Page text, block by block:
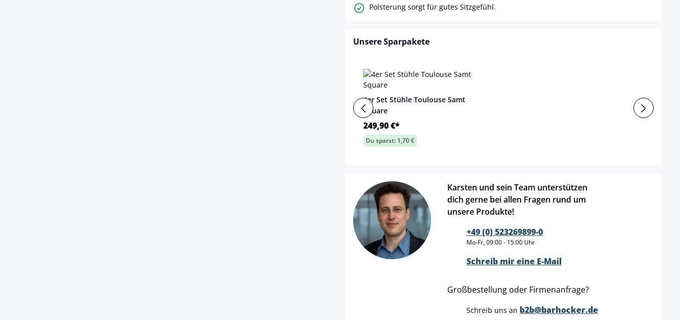
Polsterung sorgt für gutes Sitzgefühl.
Unsere Sparpakete
4er Set Stühle Toulouse Samt
Square
249,90 €*
Du sparst: 1,70 €
Karsten und sein Team unterstützen
dich gerne bei allen Fragen rund um
unsere Produkte!
+49 (0) 523269899-0
Mo-Fr, 09:00 - 15:00 Uhr
Schreib mir eine E-Mail
Großbestellung oder Firmenanfrage?
Schreib uns an b2b@barhocker.de